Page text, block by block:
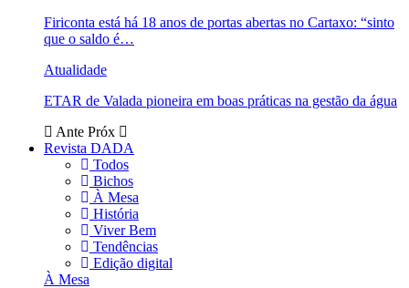
Firiconta está há 18 anos de portas abertas no Cartaxo: “sinto
que o saldo é…
Atualidade
ETAR de Valada pioneira em boas práticas na gestão da água
Ante Próx
Revista DADA
Todos
Bichos
À Mesa
História
Viver Bem
Tendências
Edição digital
À Mesa